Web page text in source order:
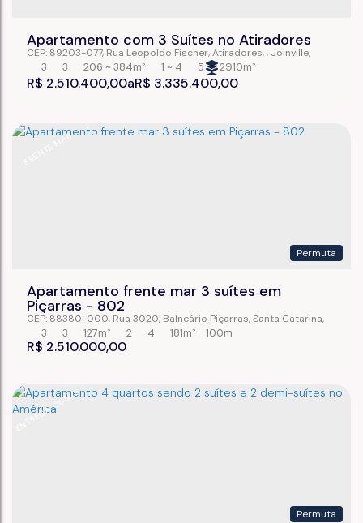
Apartamento com 3 Suítes no Atiradores
R$ 2.510.400,00 R$ 3.335.400,00
CEP: 89203-077, Rua Leopoldo Fischer,Atiradores , Joinville,
Santa Catarina,Brasil
3 5
206 ~ 384m²
3 1 ~ 4 2910m²
FRENTE MAR
Permuta
Apartamento frente mar 3 suítes em
Piçarras - 802
R$ 2.510.000,00
CEP: 88380-000, Rua 3020, Balneário Piçarras,Santa Catarina,
Brasil
3 4
127m²
3 181m²
2 100m
ENTREGA OUT/26
Permuta